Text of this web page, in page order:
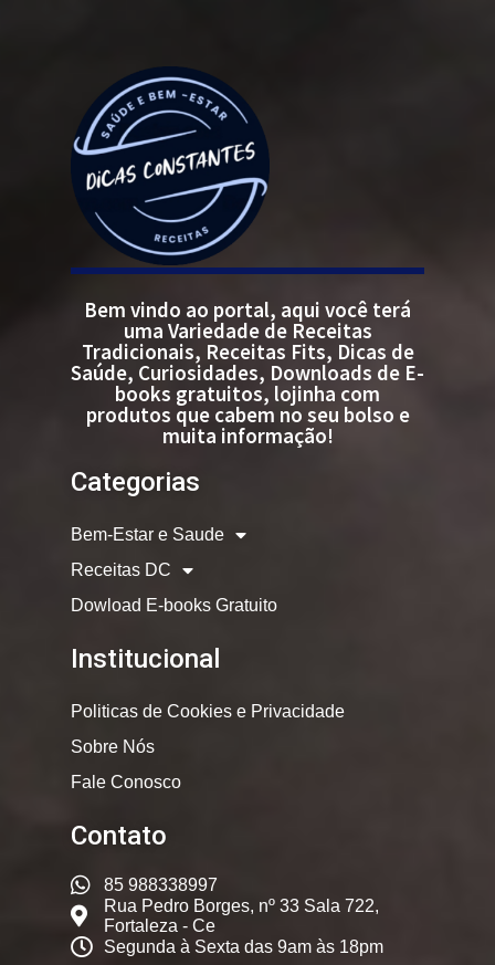
Bem vindo ao portal, aqui você terá
uma Variedade de Receitas
Tradicionais, Receitas Fits, Dicas de
Saúde, Curiosidades, Downloads de E-
books gratuitos, lojinha com
produtos que cabem no seu bolso e
muita informação!
Categorias
Bem-Estar e Saude
Receitas DC
Dowload E-books Gratuito
Institucional
Politicas de Cookies e Privacidade
Sobre Nós
Fale Conosco
Contato
85 988338997
Rua Pedro Borges, nº 33 Sala 722,
Fortaleza - Ce
Segunda à Sexta das 9am às 18pm